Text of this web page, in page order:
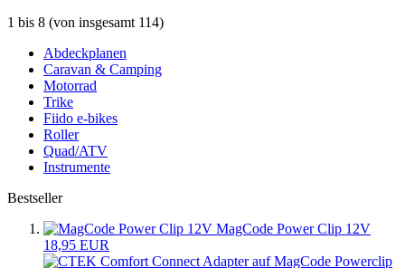
1 bis 8 (von insgesamt 114)
Abdeckplanen
Caravan & Camping
Motorrad
Trike
Fiido e-bikes
Roller
Quad/ATV
Instrumente
Bestseller
MagCode Power Clip 12V
18,95 EUR